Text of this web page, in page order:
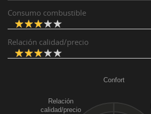
Consumo combustible
Relación calidad/precio
Confort
Relación
calidad/precio